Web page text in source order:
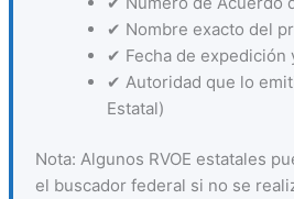
✔ Nombre exacto del
✔ Fecha de expedición
✔ Autoridad que lo
Estatal)
Nota: Algunos RVOE estatales
el buscador federal si no se